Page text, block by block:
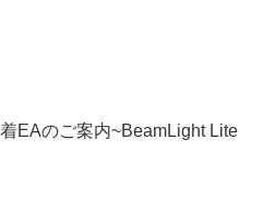
EAのご案内~BeamLight Lite